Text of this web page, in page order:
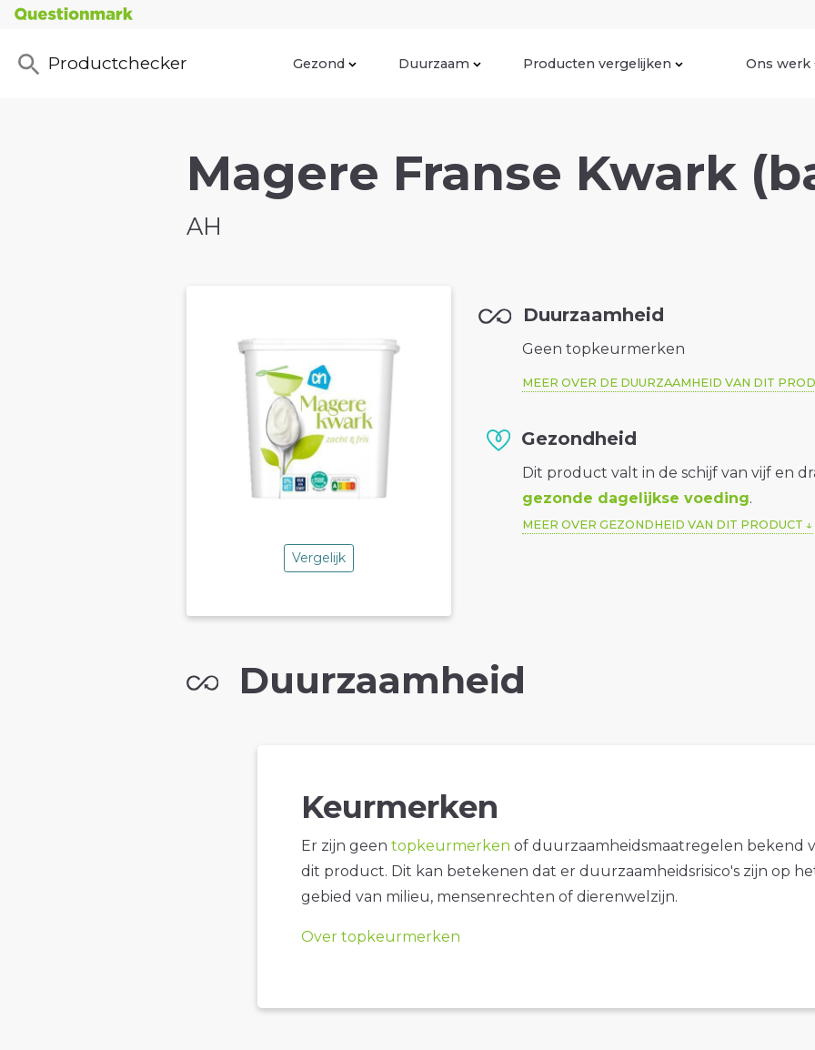
Productchecker Gezond Duurzaam Producten vergelijken Ons werk
Magere Franse Kwark
AH
Vergelijk
Duurzaamheid
Geen topkeurmerken
MEER OVER DE DUURZAAMHEID VAN DIT
Gezondheid
Dit product valt in de schijf van vijf en
gezonde dagelijkse voeding.
MEER OVER GEZONDHEID VAN DIT PRODUCT
Duurzaamheid
Keurmerken
Er zijn geen topkeurmerken of duurzaamheidsmaatregelen bekend
dit product. Dit kan betekenen dat er duurzaamheidsrisico's zijn op
gebied van milieu, mensenrechten of dierenwelzijn.
Over topkeurmerken